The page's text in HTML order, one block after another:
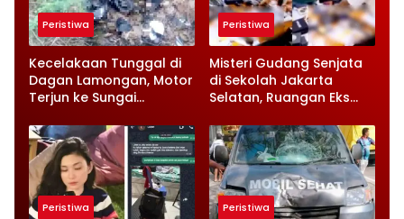
Peristiwa
Kecelakaan Tunggal di
Dagan Lamongan, Motor
Terjun ke Sungai
Peristiwa
Misteri Gudang Senjata
di Sekolah Jakarta
Selatan, Ruangan Eks
Sorotan
Peristiwa Peristiwa